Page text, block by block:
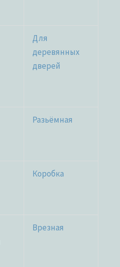
Для
деревянных
дверей
Разьёмная
Коробка
Врезная